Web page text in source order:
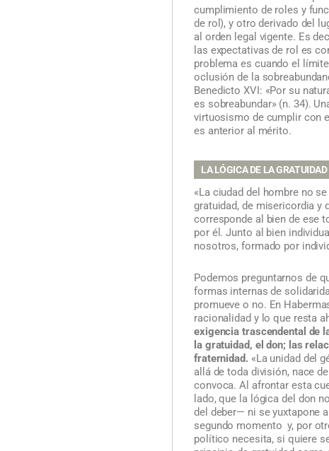
cumplimiento de roles y
de rol), y otro derivado del
al orden legal vigente. Es
las expectativas de rol es
problema es cuando el
oclusión de la
Benedicto XVI: «Por su
es sobreabundar» (n. 34).
virtuosismo de cumplir con
es anterior al mérito.
LA LÓGICA DE LA GRATUIDAD
«La ciudad del hombre no
gratuidad, de misericordia y
corresponde al bien de ese
por él. Junto al bien
nosotros, formado por
Podemos preguntarnos de
formas internas de
promueve o no. En
racionalidad y lo que resta
exigencia trascendental de
la gratuidad, el don; las
fraternidad.«La unidad del
allá de toda división, nace
convoca. Al afrontar esta
lado, que la lógica del don
del deber— ni se yuxtapone
segundo momento y, por
político necesita, si quiere